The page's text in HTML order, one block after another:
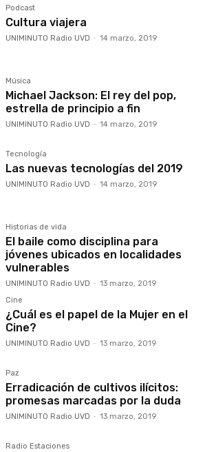
Podcast
Cultura viajera
UNIMINUTO Radio UVD - 14 marzo, 2019
Música
Michael Jackson: El rey del pop,
estrella de principio a fin
UNIMINUTO Radio UVD - 14 marzo, 2019
Tecnología
Las nuevas tecnologías del 2019
UNIMINUTO Radio UVD - 14 marzo, 2019
Historias de vida
El baile como disciplina para
jóvenes ubicados en localidades
vulnerables
UNIMINUTO Radio UVD - 13 marzo, 2019
Cine
¿Cuál es el papel de la Mujer en el
Cine?
UNIMINUTO Radio UVD - 13 marzo, 2019
Paz
Erradicación de cultivos ilícitos:
promesas marcadas por la duda
UNIMINUTO Radio UVD - 13 marzo, 2019
Radio Estaciones